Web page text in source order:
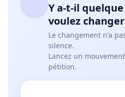
Y a-t-il
voulez changer
Le changement n'a
silence.
Lancez un
pétition.